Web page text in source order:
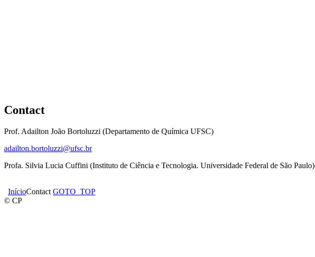
Contact
Prof. Adailton João Bortoluzzi (Departamento de Química UFSC)
adailton.bortoluzzi@ufsc.br
Profa. Silvia Lucia Cuffini (Instituto de Ciência e Tecnologia. Universidade Federal de São Paulo)
InícioContact GOTO_TOP
© CP